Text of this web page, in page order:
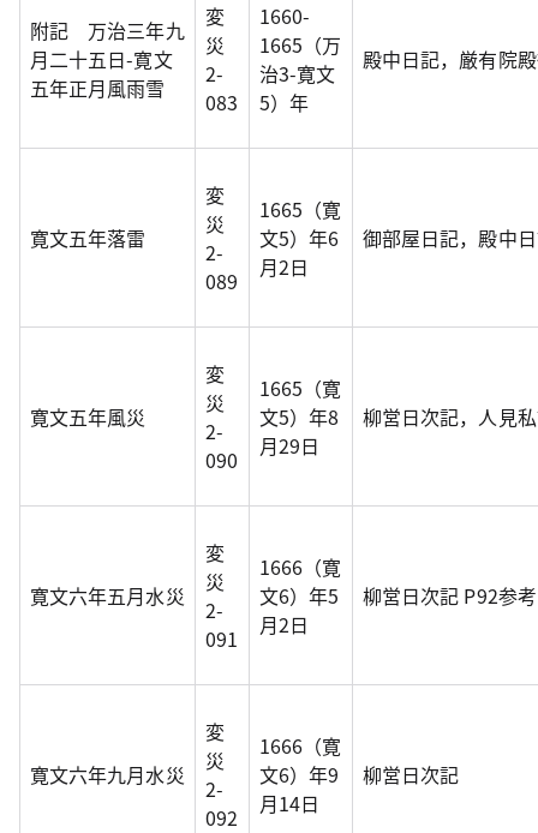
附記 万治三年九
月二十五日-寛文
五年正月風雨雪
変
災
2-
083
1660-
1665（万
治3-寛文
5）年
殿中日記，厳有院
寛文五年落雷
変
災
2-
089
1665（寛
文5）年6
月2日
御部屋日記，殿中
寛文五年風災
変
災
2-
090
1665（寛
文5）年8
月29日
柳営日次記，人見
寛文六年五月水災
変
災
2-
091
1666（寛
文6）年5
月2日
柳営日次記 P92参考
寛文六年九月水災
変
災
2-
092
1666（寛
文6）年9
月14日
柳営日次記